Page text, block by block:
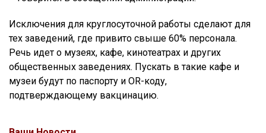
Исключения для круглосуточной работы сделают для
тех заведений, где привито свыше 60% персонала.
Речь идет о музеях, кафе, кинотеатрах и других
общественных заведениях. Пускать в такие кафе и
музеи будут по паспорту и OR-коду,
подтверждающему вакцинацию.